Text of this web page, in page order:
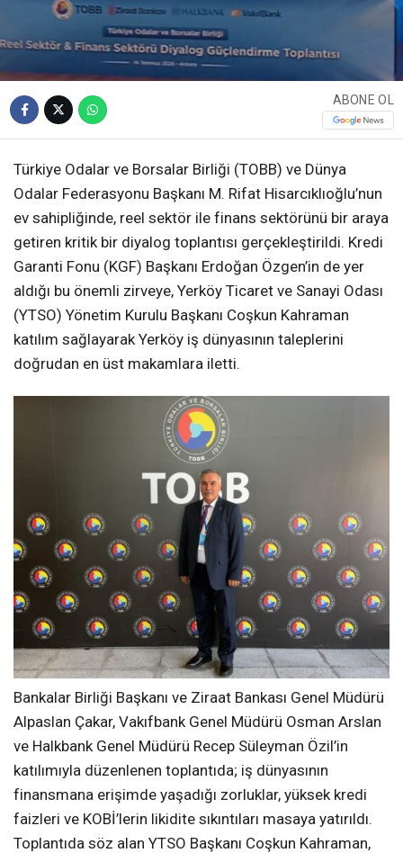
ABONE OL
Türkiye Odalar ve Borsalar Birliği (TOBB) ve Dünya
Odalar Federasyonu Başkanı M. Rifat Hisarcıklıoğlu’nun
ev sahipliğinde, reel sektör ile finans sektörünü bir araya
getiren kritik bir diyalog toplantısı gerçekleştirildi. Kredi
Garanti Fonu (KGF) Başkanı Erdoğan Özgen’in de yer
aldığı bu önemli zirveye, Yerköy Ticaret ve Sanayi Odası
(YTSO) Yönetim Kurulu Başkanı Coşkun Kahraman
katılım sağlayarak Yerköy iş dünyasının taleplerini
doğrudan en üst makamlara iletti.
Bankalar Birliği Başkanı ve Ziraat Bankası Genel Müdürü
Alpaslan Çakar, Vakıfbank Genel Müdürü Osman Arslan
ve Halkbank Genel Müdürü Recep Süleyman Özil’in
katılımıyla düzenlenen toplantıda; iş dünyasının
finansmana erişimde yaşadığı zorluklar, yüksek kredi
faizleri ve KOBİ’lerin likidite sıkıntıları masaya yatırıldı.
Toplantıda söz alan YTSO Başkanı Coşkun Kahraman,